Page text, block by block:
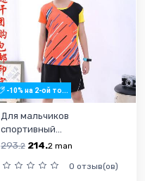
-10% на 2-ой то...
Для мальчиков
спортивный...
293.2 214.2 man
0 отзыв(ов)